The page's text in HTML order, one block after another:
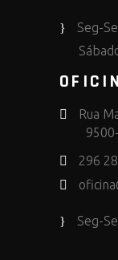
Seg-
Rua
296
Seg-